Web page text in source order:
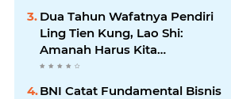
Dua Tahun Wafatnya Pendiri
Ling Tien Kung, Lao Shi:
Amanah Harus Kita
Laksanakan!
BNI Catat Fundamental Bisnis